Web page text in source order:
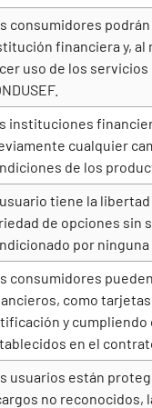
consumidores
financiera y, al
uso de los servicios
instituciones
cualquier
de los
tiene la
de opciones sin
por
consumidores
como
y cumpliendo
en el
usuarios están
no reconocidos,